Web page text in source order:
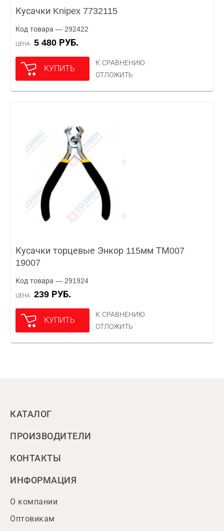
Кусачки Knipex 7732115
Код товара — 292422
ЦЕНА 5 480 РУБ.
КУПИТЬ
К СРАВНЕНИЮ
ОТЛОЖИТЬ
Кусачки торцевые Энкор 115мм ТМ007
19007
Код товара — 291924
ЦЕНА 239 РУБ.
КУПИТЬ
К СРАВНЕНИЮ
ОТЛОЖИТЬ
КАТАЛОГ
ПРОИЗВОДИТЕЛИ
КОНТАКТЫ
ИНФОРМАЦИЯ
О компании
Оптовикам